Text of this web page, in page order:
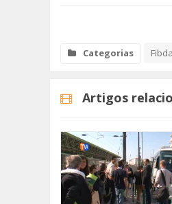
Categorias Fibda
Artigos